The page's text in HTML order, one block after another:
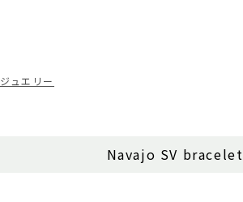
ジュエリー
Navajo SV bracelet